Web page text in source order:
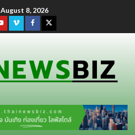
August 8, 2026
เอสซีจีและเครือข่ายจับมือภาครัฐ
เร่งขับเคลื่อนอุตสาหกรรมไทย หนุน
SMEs ก้าวกระโดด โตไปด้วยกัน สู่
SMART INDUSTRY